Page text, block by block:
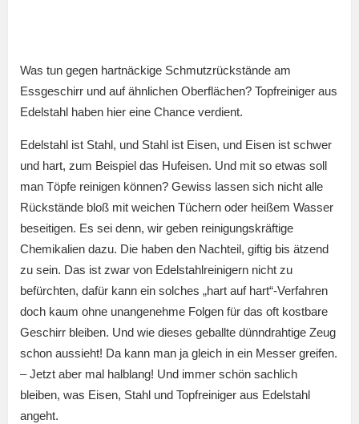
Was tun gegen hartnäckige Schmutzrückstände am
Essgeschirr und auf ähnlichen Oberflächen? Topfreiniger aus
Edelstahl haben hier eine Chance verdient.
Edelstahl ist Stahl, und Stahl ist Eisen, und Eisen ist schwer
und hart, zum Beispiel das Hufeisen. Und mit so etwas soll
man Töpfe reinigen können? Gewiss lassen sich nicht alle
Rückstände bloß mit weichen Tüchern oder heißem Wasser
beseitigen. Es sei denn, wir geben reinigungskräftige
Chemikalien dazu. Die haben den Nachteil, giftig bis ätzend
zu sein. Das ist zwar von Edelstahlreinigern nicht zu
befürchten, dafür kann ein solches „hart auf hart“-Verfahren
doch kaum ohne unangenehme Folgen für das oft kostbare
Geschirr bleiben. Und wie dieses geballte dünndrahtige Zeug
schon aussieht! Da kann man ja gleich in ein Messer greifen.
– Jetzt aber mal halblang! Und immer schön sachlich
bleiben, was Eisen, Stahl und Topfreiniger aus Edelstahl
angeht.